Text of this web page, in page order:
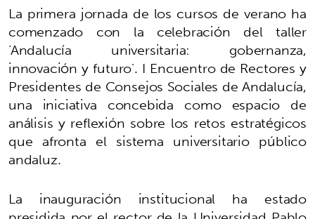
La primera jornada de los cursos de verano ha
comenzado con la celebración del taller
‘Andalucía universitaria: gobernanza,
innovación y futuro’. I Encuentro de Rectores y
Presidentes de Consejos Sociales de Andalucía,
una iniciativa concebida como espacio de
análisis y reflexión sobre los retos estratégicos
que afronta el sistema universitario público
andaluz.
La inauguración institucional ha estado